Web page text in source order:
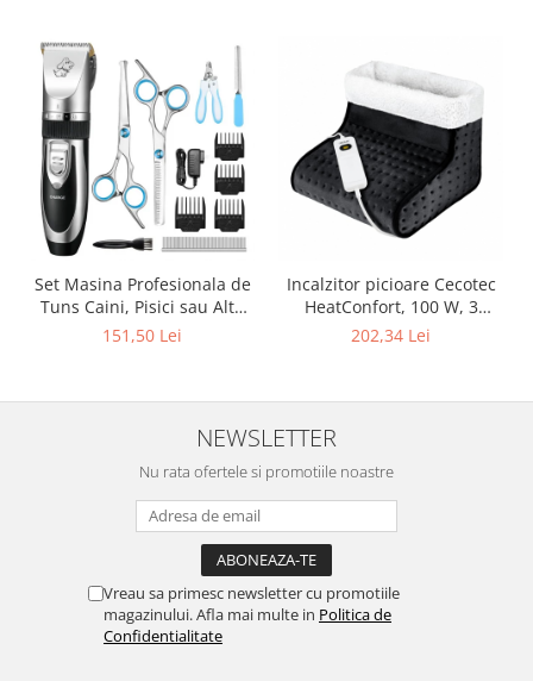
Set Masina Profesionala de
Tuns Caini, Pisici sau Alte
Animale, Rovo T3, fara fir,
151,50 Lei
Incalzitor picioare Cecotec
HeatConfort, 100 W, 3
niveluri de temperatura,
202,34 Lei
NEWSLETTER
Nu rata ofertele si promotiile noastre
Vreau sa primesc newsletter cu promotiile
magazinului. Afla mai multe in Politica de
Confidentialitate